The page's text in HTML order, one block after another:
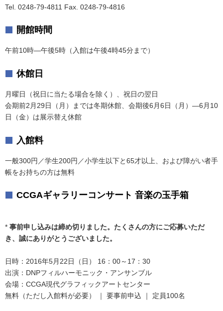
Tel. 0248-79-4811 Fax. 0248-79-4816
開館時間
午前10時―午後5時（入館は午後4時45分まで）
休館日
月曜日（祝日に当たる場合を除く）、祝日の翌日
会期前2月29日（月）までは冬期休館、会期後6月6日（月）―6月10
日（金）は展示替え休館
入館料
一般300円／学生200円／小学生以下と65才以上、および障がい者手
帳をお持ちの方は無料
CCGAギャラリーコンサート 音楽の玉手箱
* 事前申し込みは締め切りました。たくさんの方にご応募いただ
き、誠にありがとうございました。
日時：2016年5月22日（日） 16：00～17：30
出演：DNPフィルハーモニック・アンサンブル
会場：CCGA現代グラフィックアートセンター
無料（ただし入館料が必要） ｜ 要事前申込 ｜ 定員100名